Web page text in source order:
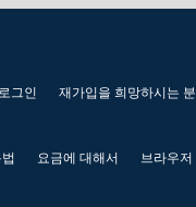
로그인 재가입을 희망하시는 분
요금에 대해서 브라우저